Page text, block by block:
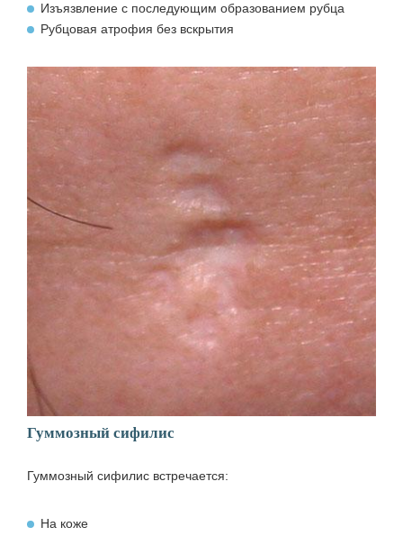
Изъязвление с последующим образованием рубца
Рубцовая атрофия без вскрытия
Гуммозный сифилис
Гуммозный сифилис встречается:
На коже